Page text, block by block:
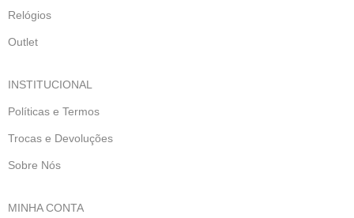
Relógios
Outlet
INSTITUCIONAL
Políticas e Termos
Trocas e Devoluções
Sobre Nós
MINHA CONTA